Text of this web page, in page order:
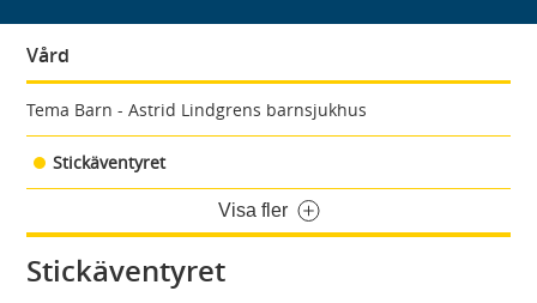
Vård
Tema Barn - Astrid Lindgrens barnsjukhus
Stickäventyret
Visa fler
Stickäventyret